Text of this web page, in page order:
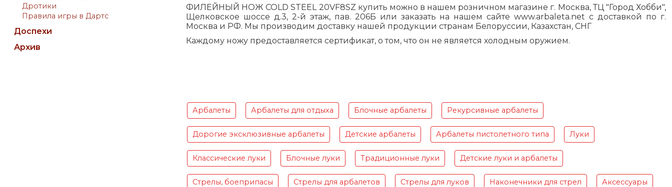
Дротики
Правила игры в Дартс
Доспехи
Архив
ФИЛЕЙНЫЙ НОЖ COLD STEEL 20VF8SZ купить можно в нашем розничном магазине г. Москва, ТЦ "Город Хобби",
Щелковское шоссе д.3, 2-й этаж, пав. 206Б или заказать на нашем сайте www.arbaleta.net с доставкой по г.
Москва и РФ. Мы производим доставку нашей продукции странам Белоруссии, Казахстан, СНГ
Каждому ножу предоставляется сертификат, о том, что он не является холодным оружием.
Арбалеты Арбалеты для отдыха Блочные арбалеты Рекурсивные арбалеты
Дорогие эксклюзивные арбалеты Детские арбалеты Арбалеты пистолетного типа Луки
Классические луки Блочные луки Традиционные луки Детские луки и арбалеты
Стрелы, боеприпасы Стрелы для арбалетов Стрелы для луков Наконечники для стрел Аксессуары